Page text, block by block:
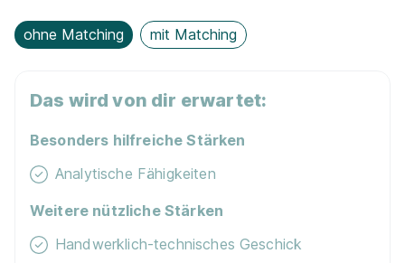
ohne Matching mit Matching
Das wird von dir erwartet:
Besonders hilfreiche Stärken
Analytische Fähigkeiten
Weitere nützliche Stärken
Handwerklich-technisches Geschick